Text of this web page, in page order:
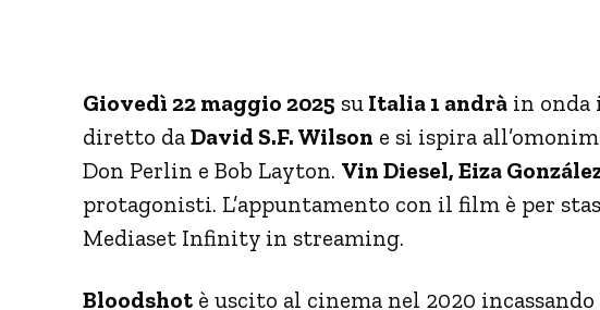
Giovedì 22 maggio 2025 su Italia 1 andrà in onda
diretto da David S.F. Wilson e si ispira
Don Perlin e Bob Layton. Vin Diesel, Eiza
protagonisti. L’appuntamento con il film è per
Mediaset Infinity in streaming.
Bloodshot è uscito al cinema nel 2020